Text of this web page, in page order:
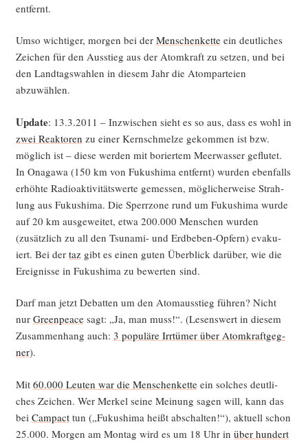
entfernt.
Umso wich­ti­ger, mor­gen bei der Men­schen­ket­teein deut­li­ches
Zei­chen für den Aus­stieg aus der Atom­kraft zu set­zen, und bei
den Land­tags­wah­len in die­sem Jahr die Atom­par­tei­en
abzuwählen.
Update: 13.3.2011 – Inzwi­schen sieht es so aus, dass es wohl in
zwei Reak­to­ren zu einer Kern­schmel­ze gekom­men ist bzw.
mög­lich ist – die­se wer­den mit borier­tem Meer­was­ser geflu­tet.
In Ona­ga­wa (150 km von Fuku­shi­ma ent­fernt) wur­den eben­falls
erhöh­te Radio­ak­ti­vi­täts­wer­te gemes­sen, mög­li­cher­wei­se Strah­
lung aus Fuku­shi­ma. Die Sperr­zo­ne rund um Fuku­shi­ma wur­de
auf 20 km aus­ge­wei­tet, etwa 200.000 Men­schen wur­den
(zusätz­lich zu all den Tsu­na­mi- und Erd­be­ben-Opfern) eva­ku­
iert. Bei der tazgibt es einen guten Über­blick dar­über, wie die
Ereig­nis­se in Fuku­shi­ma zu bewer­ten sind.
Darf man jetzt Debat­ten um den Atom­aus­stieg füh­ren? Nicht
nur Green­peacesagt: „Ja, man muss!“. (Lesens­wert in die­sem
Zusam­men­hang auch: 3 popu­lä­re Irr­tü­mer über Atom­kraft­geg­
ner).
Mit 60.000 Leu­ten war die Men­schen­ket­teein sol­ches deut­li­
ches Zei­chen. Wer Mer­kel sei­ne Mei­nung sagen will, kann das
bei Cam­pacttun („Fuku­shi­ma heißt abschal­ten!“), aktu­ell schon
25.000. Mor­gen am Mon­tag wird es um 18 Uhr in über hun­dert